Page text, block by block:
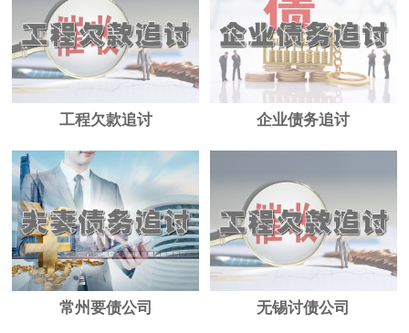
工程欠款追讨 企业债务追讨
常州要债公司 无锡讨债公司